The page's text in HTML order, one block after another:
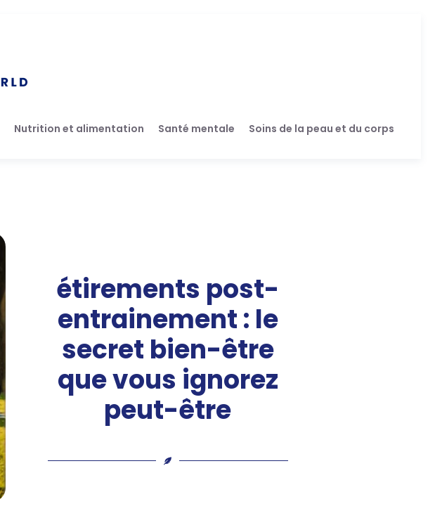
Nutrition et alimentation Santé mentale Soins de la peau et du corps
étirements post-
entrainement : le
secret bien-être
que vous ignorez
peut-être